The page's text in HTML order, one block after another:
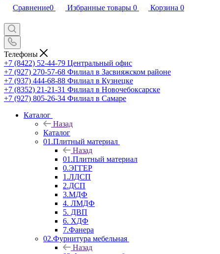
Сравнение0 Избранные товары 0 Корзина 0
Телефоны
+7 (8422) 52-44-79 Центральный офис
+7 (927) 270-57-68 Филиал в Засвияжском районе
+7 (937) 444-68-88 Филиал в Кузнецке
+7 (8352) 21-21-31 Филиал в Новочебоксарске
+7 (927) 805-26-34 Филиал в Самаре
Каталог
Назад
Каталог
01.Плитный материал
Назад
01.Плитный материал
0.ЭГГЕР
1.ЛДСП
2.ДСП
3.МДФ
4. ЛМДФ
5. ДВП
6. ХДФ
7.Фанера
02.Фурнитура мебельная
Назад